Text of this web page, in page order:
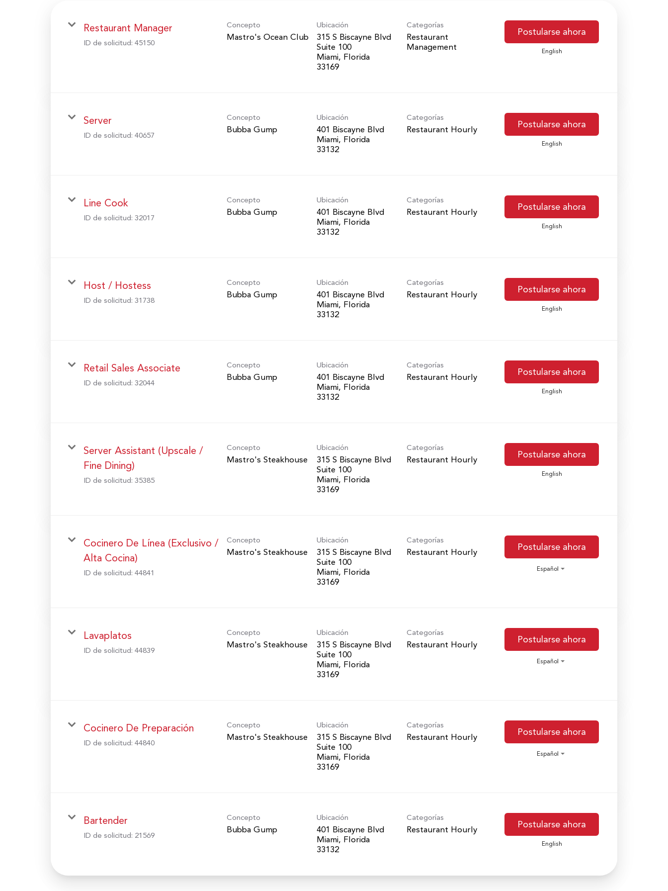
Restaurant Manager
ID de solicitud: 45150
Concepto
Mastro's Ocean Club
Ubicación
315 S Biscayne Blvd
Suite 100
Miami, Florida
33169
Categorías
Restaurant
Management
Postularse ahora
English
Server
ID de solicitud: 40657
Concepto
Bubba Gump
Ubicación
401 Biscayne Blvd
Miami, Florida
33132
Categorías
Restaurant Hourly Postularse ahora
English
Line Cook
ID de solicitud: 32017
Concepto
Bubba Gump
Ubicación
401 Biscayne Blvd
Miami, Florida
33132
Categorías
Restaurant Hourly Postularse ahora
English
Host / Hostess
ID de solicitud: 31738
Concepto
Bubba Gump
Ubicación
401 Biscayne Blvd
Miami, Florida
33132
Categorías
Restaurant Hourly Postularse ahora
English
Retail Sales Associate
ID de solicitud: 32044
Concepto
Bubba Gump
Ubicación
401 Biscayne Blvd
Miami, Florida
33132
Categorías
Restaurant Hourly Postularse ahora
English
Server Assistant (Upscale /
Fine Dining)
ID de solicitud: 35385
Concepto
Mastro's Steakhouse
Ubicación
315 S Biscayne Blvd
Suite 100
Miami, Florida
33169
Categorías
Restaurant Hourly Postularse ahora
English
Cocinero De Línea (Exclusivo /
Alta Cocina)
ID de solicitud: 44841
Concepto
Mastro's Steakhouse
Ubicación
315 S Biscayne Blvd
Suite 100
Miami, Florida
33169
Categorías
Restaurant Hourly Postularse ahora
Español
Lavaplatos
ID de solicitud: 44839
Concepto
Mastro's Steakhouse
Ubicación
315 S Biscayne Blvd
Suite 100
Miami, Florida
33169
Categorías
Restaurant Hourly Postularse ahora
Español
Cocinero De Preparación
ID de solicitud: 44840
Concepto
Mastro's Steakhouse
Ubicación
315 S Biscayne Blvd
Suite 100
Miami, Florida
33169
Categorías
Restaurant Hourly Postularse ahora
Español
Bartender
ID de solicitud: 21569
Concepto
Bubba Gump
Ubicación
401 Biscayne Blvd
Miami, Florida
33132
Categorías
Restaurant Hourly Postularse ahora
English